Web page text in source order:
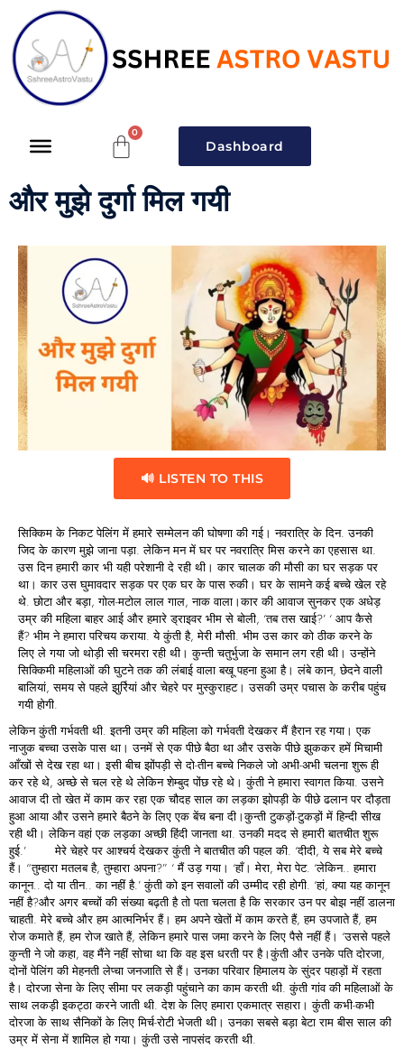
Dashboard
और मुझे दुर्गा मिल गयी
🔊 LISTEN TO THIS
सिक्किम के निकट पेलिंग में हमारे सम्मेलन की घोषणा की गई। नवरात्रि के दिन. उनकी
जिद के कारण मुझे जाना पड़ा. लेकिन मन में घर पर नवरात्रि मिस करने का एहसास था.
उस दिन हमारी कार भी यही परेशानी दे रही थी। कार चालक की मौसी का घर सड़क पर
था। कार उस घुमावदार सड़क पर एक घर के पास रुकी। घर के सामने कई बच्चे खेल रहे
थे. छोटा और बड़ा, गोल-मटोल लाल गाल, नाक वाला।कार की आवाज सुनकर एक अधेड़
उम्र की महिला बाहर आई और हमारे ड्राइवर भीम से बोली, ‘तब तस खाई?’ ‘ आप कैसे
हैं? भीम ने हमारा परिचय कराया. ये कुंती है, मेरी मौसी. भीम उस कार को ठीक करने के
लिए ले गया जो थोड़ी सी चरमरा रही थी। कुन्ती चतुर्भुजा के समान लग रही थी। उन्होंने
सिक्किमी महिलाओं की घुटने तक की लंबाई वाला बखू पहना हुआ है। लंबे कान, छेदने वाली
बालियां, समय से पहले झुर्रियां और चेहरे पर मुस्कुराहट। उसकी उम्र पचास के करीब पहुंच
गयी होगी.
लेकिन कुंती गर्भवती थी. इतनी उम्र की महिला को गर्भवती देखकर मैं हैरान रह गया। एक
नाजुक बच्चा उसके पास था। उनमें से एक पीछे बैठा था और उसके पीछे झुककर हमें मिचामी
आँखों से देख रहा था। इसी बीच झोंपड़ी से दो-तीन बच्चे निकले जो अभी-अभी चलना शुरू ही
कर रहे थे, अच्छे से चल रहे थे लेकिन शेम्बुद पोंछ रहे थे। कुंती ने हमारा स्वागत किया. उसने
आवाज दी तो खेत में काम कर रहा एक चौदह साल का लड़का झोपड़ी के पीछे ढलान पर दौड़ता
हुआ आया और उसने हमारे बैठने के लिए एक बेंच बना दी।कुन्ती टुकड़ों-टुकड़ों में हिन्दी सीख
रही थी। लेकिन वहां एक लड़का अच्छी हिंदी जानता था. उनकी मदद से हमारी बातचीत शुरू
हुई.’ मेरे चेहरे पर आश्चर्य देखकर कुंती ने बातचीत की पहल की. ‘दीदी, ये सब मेरे बच्चे
हैं। “तुम्हारा मतलब है, तुम्हारा अपना?” ‘ मैं उड़ गया। ‘हाँ। मेरा, मेरा पेट. ‘लेकिन.. हमारा
कानून.. दो या तीन.. का नहीं है.’ कुंती को इन सवालों की उम्मीद रही होगी. ‘हां, क्या यह कानून
नहीं है?और अगर बच्चों की संख्या बढ़ती है तो पता चलता है कि सरकार उन पर बोझ नहीं डालना
चाहती. मेरे बच्चे और हम आत्मनिर्भर हैं। हम अपने खेतों में काम करते हैं, हम उपजाते हैं, हम
रोज कमाते हैं, हम रोज खाते हैं, लेकिन हमारे पास जमा करने के लिए पैसे नहीं हैं। ‘उससे पहले
कुन्ती ने जो कहा, वह मैंने नहीं सोचा था कि वह इस धरती पर है।कुंती और उनके पति दोरजा,
दोनों पेलिंग की मेहनती लेप्चा जनजाति से हैं। उनका परिवार हिमालय के सुंदर पहाड़ों में रहता
है। दोरजा सेना के लिए सीमा पर लकड़ी पहुंचाने का काम करती थी. कुंती गांव की महिलाओं के
साथ लकड़ी इकट्ठा करने जाती थी. देश के लिए हमारा एकमात्र सहारा। कुंती कभी-कभी
दोरजा के साथ सैनिकों के लिए मिर्च-रोटी भेजती थी। उनका सबसे बड़ा बेटा राम बीस साल की
उम्र में सेना में शामिल हो गया। कुंती उसे नापसंद करती थी.